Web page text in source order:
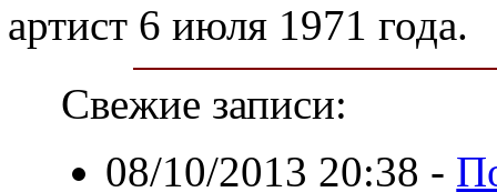
артист 6 июля 1971 года.
Свежие записи:
08/10/2013 20:38 -